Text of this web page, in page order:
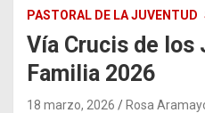
PASTORAL DE LA JUVENTUD
Vía Crucis de los
Familia 2026
18 marzo, 2026 Rosa